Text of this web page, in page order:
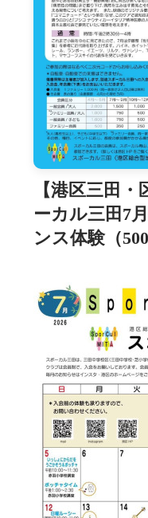
【港区三田
ーカル三田7
ンス体験（